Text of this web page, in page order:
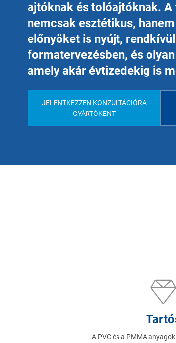
ajtóknak és tolóajtóknak. A
nemcsak esztétikus,
előnyöket is nyújt,
formatervezésben, és
amely akár évtizedekig is
JELENTKEZZEN KONZULTÁCIÓRA
GYÁRTÓKÉNT
A PVC és a PMMA